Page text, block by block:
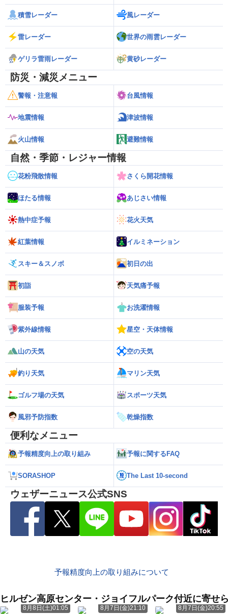
積雪レーダー 風レーダー
雷レーダー 世界の雨雲レーダー
ゲリラ雷雨レーダー 黄砂レーダー
防災・減災メニュー
警報・注意報 台風情報
地震情報 津波情報
火山情報 避難情報
自然・季節・レジャー情報
花粉飛散情報 さくら開花情報
ほたる情報 あじさい情報
熱中症予報 花火天気
紅葉情報 イルミネーション
スキー＆スノボ 初日の出
初詣 天気痛予報
服装予報 お洗濯情報
紫外線情報 星空・天体情報
山の天気 空の天気
釣り天気 マリン天気
ゴルフ場の天気 スポーツ天気
風邪予防指数 乾燥指数
便利なメニュー
予報精度向上の取り組み 予報に関するFAQ
SORASHOP The Last 10-second
ウェザーニュース公式SNS
予報精度向上の取り組みについて
ヒルゼン高原センター・ジョイフルパーク付近に寄せ
8月8日(土)01:05 8月7日(金)21:10 8月7日(金)20:55